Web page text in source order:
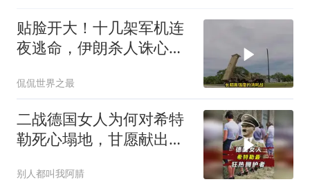
贴脸开大！十几架军机连
夜逃命，伊朗杀人诛心，
侃侃世界之最
二战德国女人为何对希特
勒死心塌地，甘愿献出一
别人都叫我阿腈